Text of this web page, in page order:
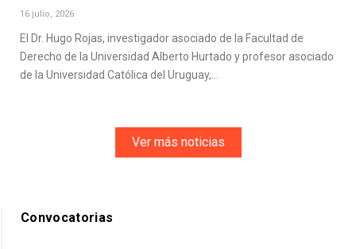
16 julio, 2026
El Dr. Hugo Rojas, investigador asociado de la Facultad de
Derecho de la Universidad Alberto Hurtado y profesor asociado
de la Universidad Católica del Uruguay,…
Ver más noticias
Convocatorias